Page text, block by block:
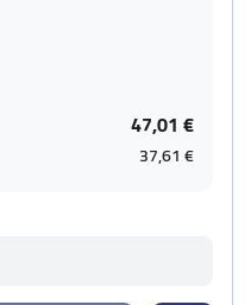
47,01 €
37,61 €